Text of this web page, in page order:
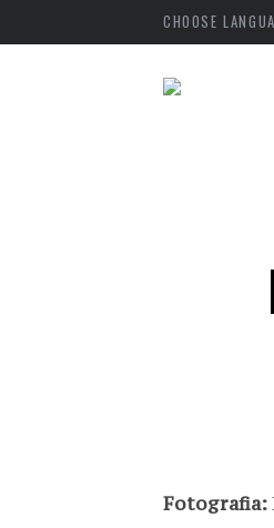
CHOOSE
Fotografia: